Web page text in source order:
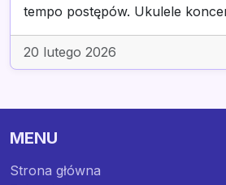
tempo postępów. Ukulele
20 lutego 2026
MENU
Strona główna